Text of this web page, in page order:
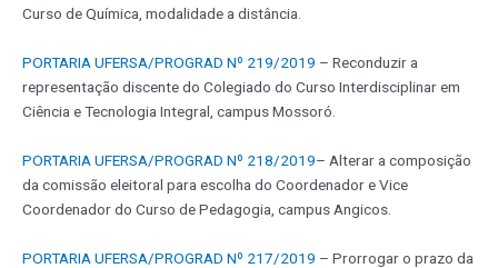
Curso de Química, modalidade a distância.
PORTARIA UFERSA/PROGRAD Nº 219/2019 – Reconduzir a
representação discente do Colegiado do Curso Interdisciplinar em
Ciência e Tecnologia Integral, campus Mossoró.
PORTARIA UFERSA/PROGRAD Nº 218/2019– Alterar a composição
da comissão eleitoral para escolha do Coordenador e Vice
Coordenador do Curso de Pedagogia, campus Angicos.
PORTARIA UFERSA/PROGRAD Nº 217/2019 – Prorrogar o prazo da